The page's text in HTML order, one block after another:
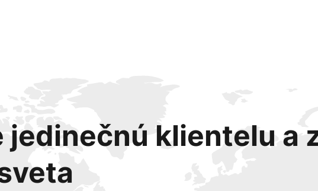
jedinečnú klientelu a